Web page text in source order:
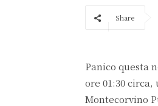
Share
Panico questa
ore 01:30
Montecorvino